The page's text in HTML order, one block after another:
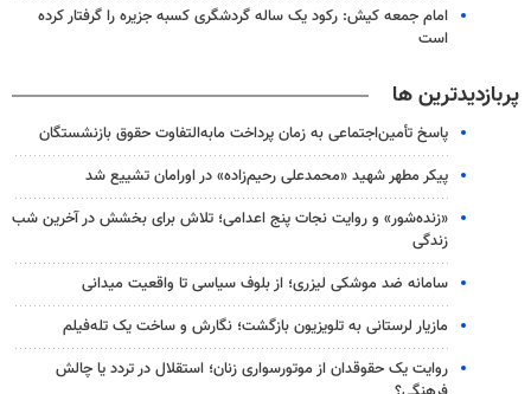
امام جمعه کیش: رکود یک ساله گردشگری کسبه جزیره را گرفتار کرده
است
پربازدیدترین ها
پاسخ تأمین‌اجتماعی به زمان پرداخت مابه‌التفاوت حقوق بازنشستگان
پیکر مطهر شهید «محمدعلی رحیم‌زاده» در اورامان تشییع شد
«زنده‌شور» و روایت نجات پنج اعدامی؛ تلاش برای بخشش در آخرین شب
زندگی
سامانه ضد موشکی لیزری؛ از بلوف سیاسی تا واقعیت میدانی
مازیار لرستانی به تلویزیون بازگشت؛ نگارش و ساخت یک تله‌فیلم
روایت یک حقوقدان از موتورسواری زنان؛ استقلال در تردد یا چالش